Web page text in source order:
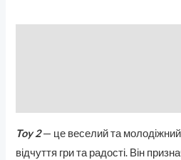
Toy 2— це веселий та
відчуття гри та радості. Він